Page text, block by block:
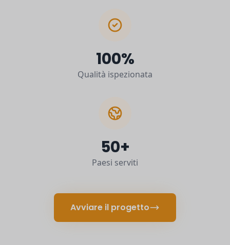
100%
Qualità ispezionata
50+
Paesi serviti
Avviare il progetto